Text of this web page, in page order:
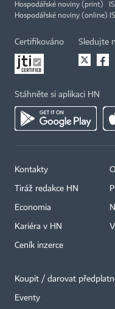
Hospodářské noviny (print)
Hospodářské noviny (online)
Certifikováno Sledujte
Stáhněte si aplikaci HN
Kontakty
Tiráž redakce HN
Economia
Kariéra v HN
Ceník inzerce
Koupit / darovat
Eventy